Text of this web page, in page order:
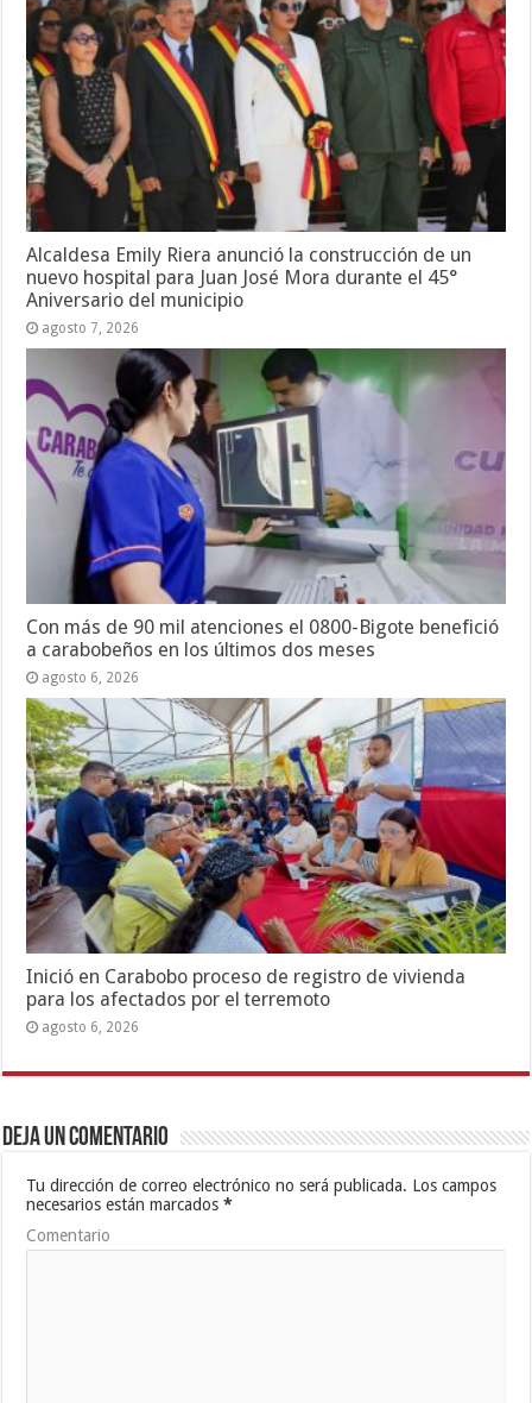
Alcaldesa Emily Riera anunció la construcción de un
nuevo hospital para Juan José Mora durante el 45°
Aniversario del municipio
agosto 7, 2026
Con más de 90 mil atenciones el 0800-Bigote benefició
a carabobeños en los últimos dos meses
agosto 6, 2026
Inició en Carabobo proceso de registro de vivienda
para los afectados por el terremoto
agosto 6, 2026
Deja un comentario
Tu dirección de correo electrónico no será publicada. Los campos
necesarios están marcados*
Comentario